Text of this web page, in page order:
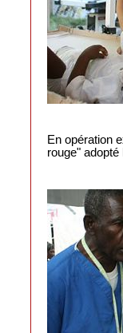
En opération
rouge"